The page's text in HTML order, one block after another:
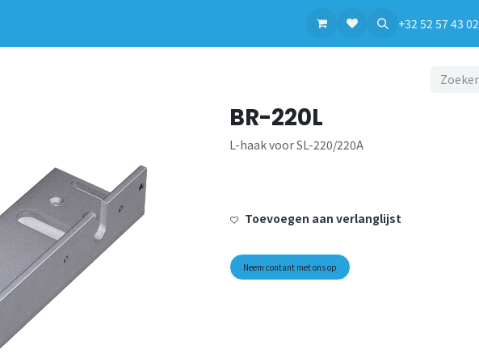
+32 52 57 43 02
BR-220L
L-haak voor SL-220/220A
Toevoegen aan verlanglijst
Neem contant met ons op